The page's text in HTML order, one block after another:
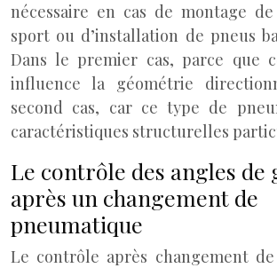
nécessaire en cas de montage
sport ou d’installation de pneus
Dans le premier cas, parce que
influence la géométrie
second cas, car ce type de
caractéristiques structurelles
Le contrôle des angles de
après un changement de
pneumatique
Le contrôle après changement